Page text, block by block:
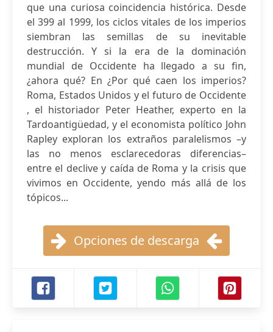
que una curiosa coincidencia histórica. Desde
el 399 al 1999, los ciclos vitales de los imperios
siembran las semillas de su inevitable
destrucción. Y si la era de la dominación
mundial de Occidente ha llegado a su fin,
¿ahora qué? En ¿Por qué caen los imperios?
Roma, Estados Unidos y el futuro de Occidente
, el historiador Peter Heather, experto en la
Tardoantigüedad, y el economista político John
Rapley exploran los extraños paralelismos –y
las no menos esclarecedoras diferencias–
entre el declive y caída de Roma y la crisis que
vivimos en Occidente, yendo más allá de los
tópicos...
Opciones de descarga